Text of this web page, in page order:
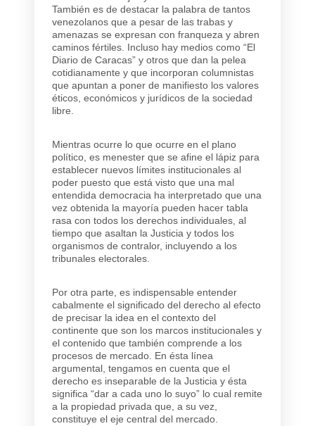
También es de destacar la palabra de tantos
venezolanos que a pesar de las trabas y
amenazas se expresan con franqueza y abren
caminos fértiles. Incluso hay medios como “El
Diario de Caracas” y otros que dan la pelea
cotidianamente y que incorporan columnistas
que apuntan a poner de manifiesto los valores
éticos, económicos y jurídicos de la sociedad
libre.
Mientras ocurre lo que ocurre en el plano
político, es menester que se afine el lápiz para
establecer nuevos límites institucionales al
poder puesto que está visto que una mal
entendida democracia ha interpretado que una
vez obtenida la mayoría pueden hacer tabla
rasa con todos los derechos individuales, al
tiempo que asaltan la Justicia y todos los
organismos de contralor, incluyendo a los
tribunales electorales.
Por otra parte, es indispensable entender
cabalmente el significado del derecho al efecto
de precisar la idea en el contexto del
continente que son los marcos institucionales y
el contenido que también comprende a los
procesos de mercado. En ésta línea
argumental, tengamos en cuenta que el
derecho es inseparable de la Justicia y ésta
significa “dar a cada uno lo suyo” lo cual remite
a la propiedad privada que, a su vez,
constituye el eje central del mercado.